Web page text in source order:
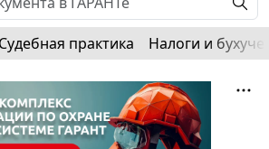
Судебная практика Налоги и